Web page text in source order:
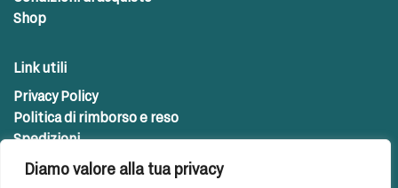
Diamo valore alla tua privacy
Shop
Link utili
Privacy Policy
Politica di rimborso e reso
Spedizioni